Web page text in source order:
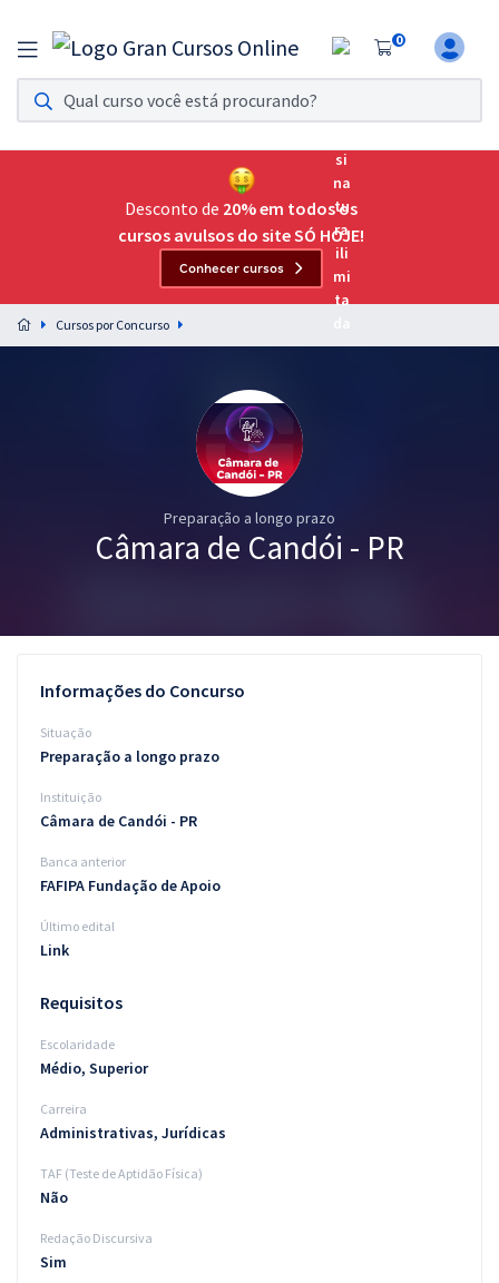
0
Assinatura Ilimitada 11
Acesso a todos os cursos. Teste grátis por 7 dias!
Assinatura OAB Até Passar
Acesso ilimitado a toda preparação para o Exame da
Preparação completa e intensiva para as principais
residências em saúde do Brasil
Graduação
Questões grátis
Blog
Aprovados
Atendimento
Desconto de 20% em todos os
cursos avulsos do site SÓ HOJE!
Conhecer cursos
Cursos por Concurso
Preparação a longo prazo
Câmara de Candói - PR
Informações do Concurso
Situação
Preparação a longo prazo
Instituição
Câmara de Candói - PR
Banca anterior
FAFIPA Fundação de Apoio
Último edital
Link
Requisitos
Escolaridade
Médio, Superior
Carreira
Administrativas, Jurídicas
TAF (Teste de Aptidão Física)
Não
Redação Discursiva
Sim